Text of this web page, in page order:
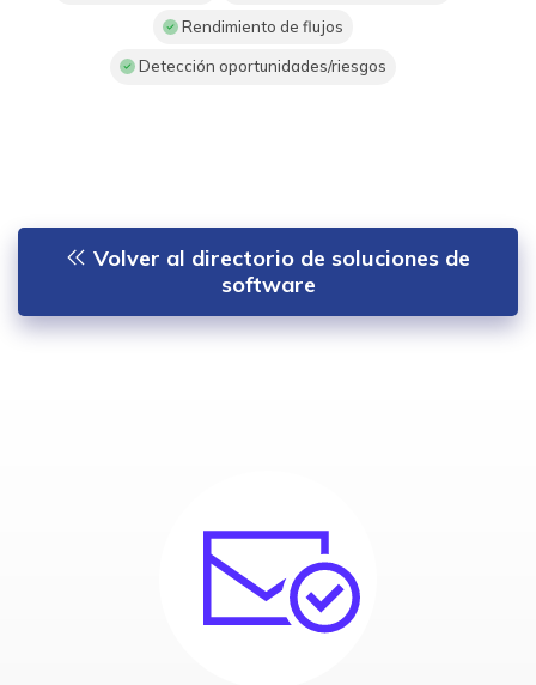
Rendimiento de flujos
Detección oportunidades/riesgos
Volver al directorio de soluciones de
software